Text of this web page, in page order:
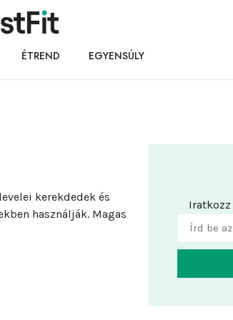
ÉTREND EGYENSÚLY
kerekdedek és
használják. Magas